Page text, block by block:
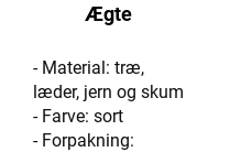
Ægte
- Material: træ,
læder, jern og skum
- Farve: sort
- Forpakning: